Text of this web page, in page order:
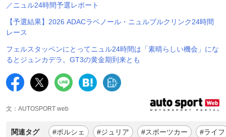
／ニュル24時間予選レポート
【予選結果】2026 ADACラベノール・ニュルブルクリンク24時間
レース
フェルスタッペンにとってニュル24時間は「素晴らしい機会」にな
るとジュンカデラ。GT3の黄金期到来とも
文：AUTOSPORT web
関連タグ #ポルシェ #ジュリア #スポーツカー #ライフ